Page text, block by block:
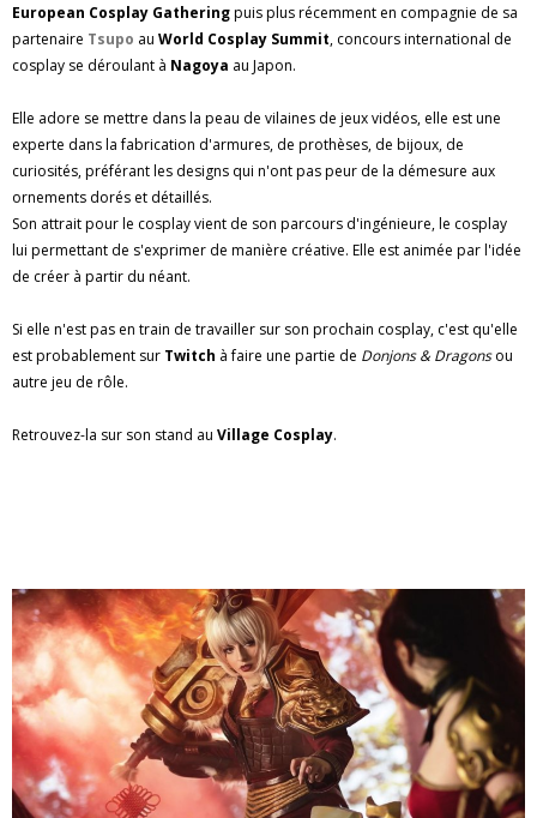
European Cosplay Gatheringpuis plus récemment en compagnie de sa
partenaire Tsupo au World Cosplay Summit, concours international de
cosplay se déroulant à Nagoya au Japon.
Elle adore se mettre dans la peau de vilaines de jeux vidéos, elle est une
experte dans la fabrication d'armures, de prothèses, de bijoux, de
curiosités, préférant les designs qui n'ont pas peur de la démesure aux
ornements dorés et détaillés.
Son attrait pour le cosplay vient de son parcours d'ingénieure, le cosplay
lui permettant de s'exprimer de manière créative. Elle est animée par l'idée
de créer à partir du néant.
Si elle n'est pas en train de travailler sur son prochain cosplay, c'est qu'elle
est probablement sur Twitch à faire une partie de Donjons & Dragonsou
autre jeu de rôle.
Retrouvez-la sur son stand au Village Cosplay.